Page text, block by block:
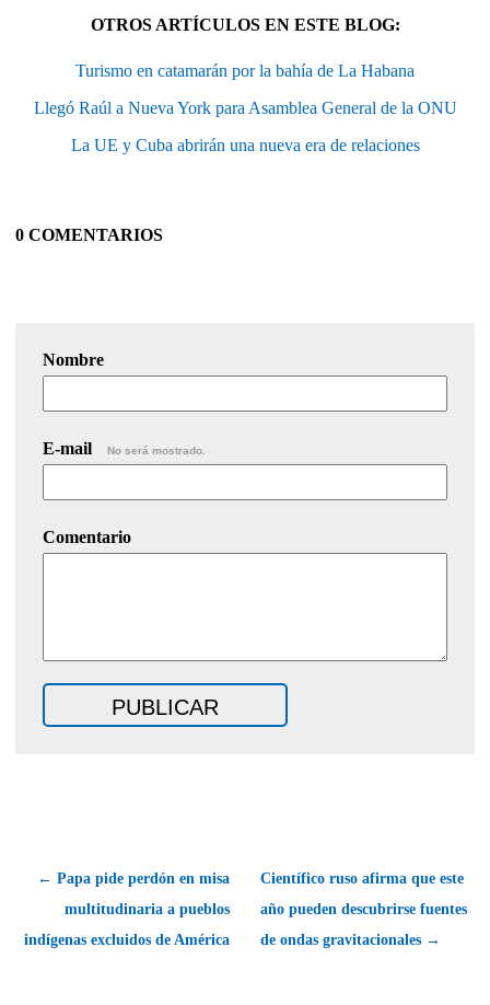
OTROS ARTÍCULOS EN ESTE BLOG:
Turismo en catamarán por la bahía de La Habana
Llegó Raúl a Nueva York para Asamblea General de la ONU
La UE y Cuba abrirán una nueva era de relaciones
0 COMENTARIOS
Nombre
E-mail No será mostrado.
Comentario
← Papa pide perdón en misa
multitudinaria a pueblos
indígenas excluidos de América
Científico ruso afirma que este
año pueden descubrirse fuentes
de ondas gravitacionales →